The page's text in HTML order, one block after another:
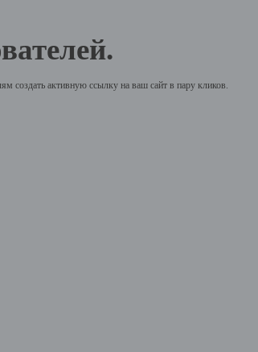
создать активную ссылку на ваш сайт в пару кликов.